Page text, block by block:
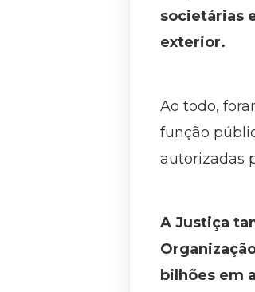
societárias
exterior.
Ao todo,
função
autorizadas
A Justiça
bilhões em